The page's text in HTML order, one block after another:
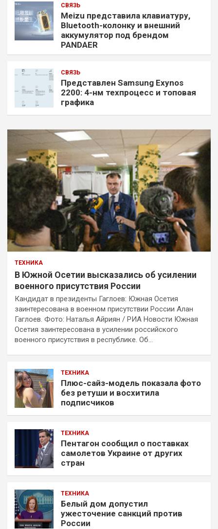
СВЯЗЬ
Meizu представила клавиатуру,
Bluetooth-колонку и внешний
аккумулятор под брендом
PANDAER
СВЯЗЬ
Представлен Samsung Exynos
2200: 4-нм техпроцесс и топовая
графика
ТЕХНИКА
В Южной Осетии высказались об усилении
военного присутствия России
Кандидат в президенты Гаглоев: Южная Осетия
заинтересована в военном присутствии России Алан
Гаглоев. Фото: Наталья Айриян / РИА Новости Южная
Осетия заинтересована в усилении российского
военного присутствия в республике. Об…
ТЕХНИКА
Плюс-сайз-модель показала фото
без ретуши и восхитила
подписчиков
ТЕХНИКА
Пентагон сообщил о поставках
самолетов Украине от других
стран
ТЕХНИКА
Белый дом допустил
ужесточение санкций против
России